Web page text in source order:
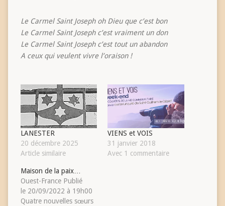
Le Carmel Saint Joseph oh Dieu que c’est bon
Le Carmel Saint Joseph c’est vraiment un don
Le Carmel Saint Joseph c’est tout un abandon
Aceux qui veulent vivre l’oraison !
LANESTER
20 décembre 2025
Article similaire
VIENS et VOIS
31 janvier 2018
Avec 1 commentaire
Maison de la paix…
Ouest-France Publié
le 20/09/2022 à 19h00
Quatre nouvelles sœurs